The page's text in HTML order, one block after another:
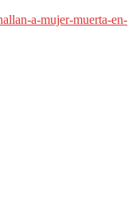
a-mujer-muerta-en-